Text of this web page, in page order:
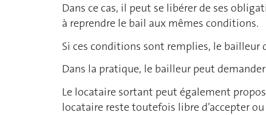
Dans ce cas, il peut se libérer de ses
à reprendre le bail aux mêmes conditions.
Si ces conditions sont remplies, le
Dans la pratique, le bailleur peut
Le locataire sortant peut également
locataire reste toutefois libre d’accepter